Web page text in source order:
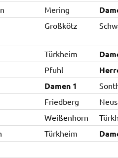
Mering
Großkötz
Türkheim
Pfuhl
Damen 1
Friedberg
Weißenhorn
Türkheim